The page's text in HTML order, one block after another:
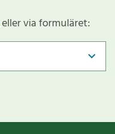
eller via formuläret: